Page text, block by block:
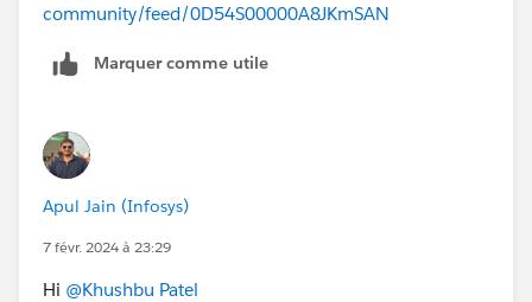
community/feed/0D54S00000A8JKmSAN
Marquer comme utile
Apul Jain (Infosys)
7 févr. 2024 à 23:29
Hi @Khushbu Patel